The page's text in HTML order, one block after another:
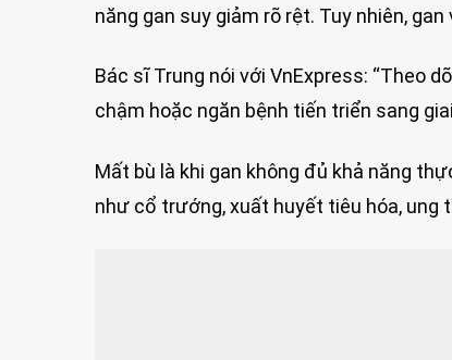
năng gan suy giảm rõ rệt. Tuy nhiên,
Bác sĩ Trung nói với VnExpress: “Theo
chậm hoặc ngăn bệnh tiến triển sang
Mất bù là khi gan không đủ khả năng
như cổ trướng, xuất huyết tiêu hóa, ung